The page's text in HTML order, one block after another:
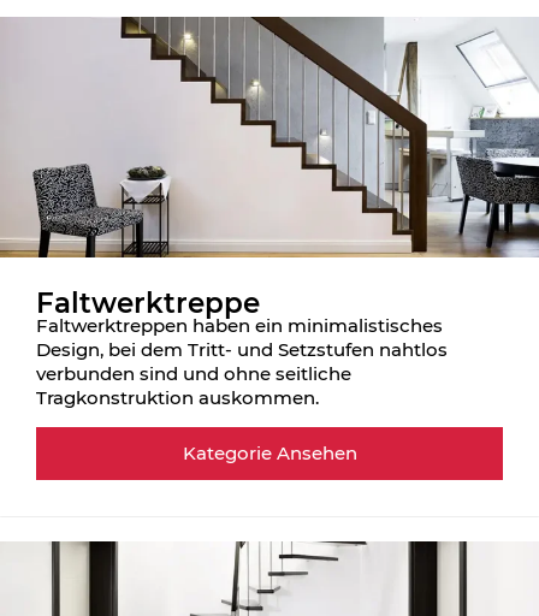
Faltwerktreppe
Faltwerktreppen haben ein minimalistisches
Design, bei dem Tritt- und Setzstufen nahtlos
verbunden sind und ohne seitliche
Tragkonstruktion auskommen.
Kategorie Ansehen